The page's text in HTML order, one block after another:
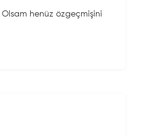
henüz özgeçmişini